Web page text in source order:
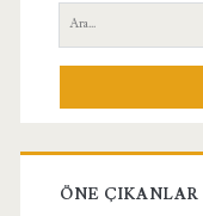
Menü
Ara:
ÖNE ÇIKANLAR